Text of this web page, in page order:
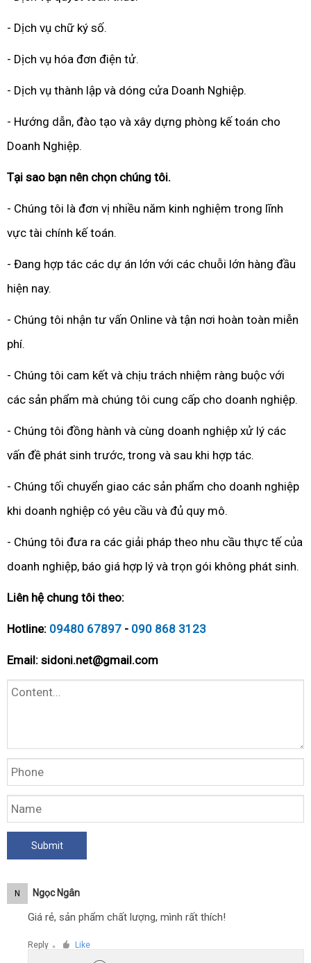
- Dịch vụ chữ ký số.
- Dịch vụ hóa đơn điện tử.
- Dịch vụ thành lập và dóng cửa Doanh Nghiệp.
- Hướng dẫn, đào tạo và xây dựng phòng kế toán cho
Doanh Nghiệp.
Tại sao bạn nên chọn chúng tôi.
- Chúng tôi là đơn vị nhiều năm kinh nghiệm trong lĩnh
vực tài chính kế toán.
- Đang hợp tác các dự án lớn với các chuỗi lớn hàng đầu
hiện nay.
- Chúng tôi nhận tư vấn Online và tận nơi hoàn toàn miễn
phí.
- Chúng tôi cam kết và chịu trách nhiệm ràng buộc với
các sản phẩm mà chúng tôi cung cấp cho doanh nghiệp.
- Chúng tôi đồng hành và cùng doanh nghiệp xử lý các
vấn đề phát sinh trước, trong và sau khi hợp tác.
- Chúng tối chuyển giao các sản phẩm cho doanh nghiệp
khi doanh nghiệp có yêu cầu và đủ quy mô.
- Chúng tôi đưa ra các giải pháp theo nhu cầu thực tế của
doanh nghiệp, báo giá hợp lý và trọn gói không phát sinh.
Liên hệ chung tôi theo:
Hotline: 09480 67897 - 090 868 3123
Email: sidoni.net@gmail.com
N Ngọc Ngân
Giá rẻ, sản phẩm chất lượng, mình rất thích!
Reply ● Like